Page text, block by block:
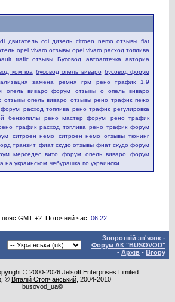
двигатель cdi дизель citroen nemo отзывы fiat
opel vivaro отзывы opel vivaro расход топлива
trafic отзывы Бусовод автоаптечка авториа
ком юа бусовод опель виваро бусовод форум
замена ремня грм рено трафик 1.9
опель виваро форум
отзывы о опель виваро
отзывы опель виваро отзывы рено трафик пежо
форум расход топлива рено трафик регулировка
бензопилы
рено мастер форум
рено трафик
трафик расход топлива рено трафик форум
ситроен немо ситроен немо отзывы тюнинг
транзит фиат скудо отзывы фиат скудо форум
мерседес вито форум опель виваро
форум
на украинском чебурашка по украински
GMT +2. Поточний час: 06:22.
Зворотній зв'язок -
Форум АК "BUSOVOD"
- Архів - Вгору
© 2000-2026 Jelsoft Enterprises Limited
© Віталій Стопчанський, 2004-2010
busovod_ua©